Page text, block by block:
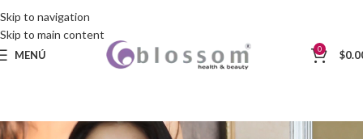
Skip to navigation
Skip to main content
MENÚ 0 $
Reproductor